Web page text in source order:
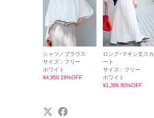
シャツ／ブラウス
サイズ : フリー
ホワイト
¥4,950 19%OFF
ロング･マキシ丈スカ
ート
サイズ : フリー
ホワイト
¥1,386 80%OFF